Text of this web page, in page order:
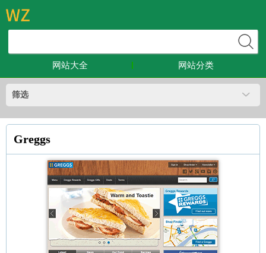
网站大全 网站分类
筛选
Greggs